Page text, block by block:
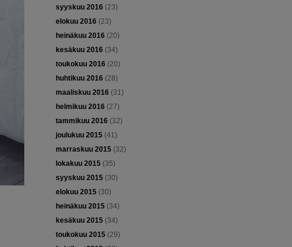
syyskuu 2016 (23)
elokuu 2016 (23)
heinäkuu 2016 (20)
kesäkuu 2016 (34)
toukokuu 2016 (20)
huhtikuu 2016 (28)
maaliskuu 2016 (31)
helmikuu 2016 (27)
tammikuu 2016 (32)
joulukuu 2015(41)
marraskuu 2015(32)
lokakuu 2015(35)
syyskuu 2015(30)
elokuu 2015(30)
heinäkuu 2015(34)
kesäkuu 2015(34)
toukokuu 2015(29)